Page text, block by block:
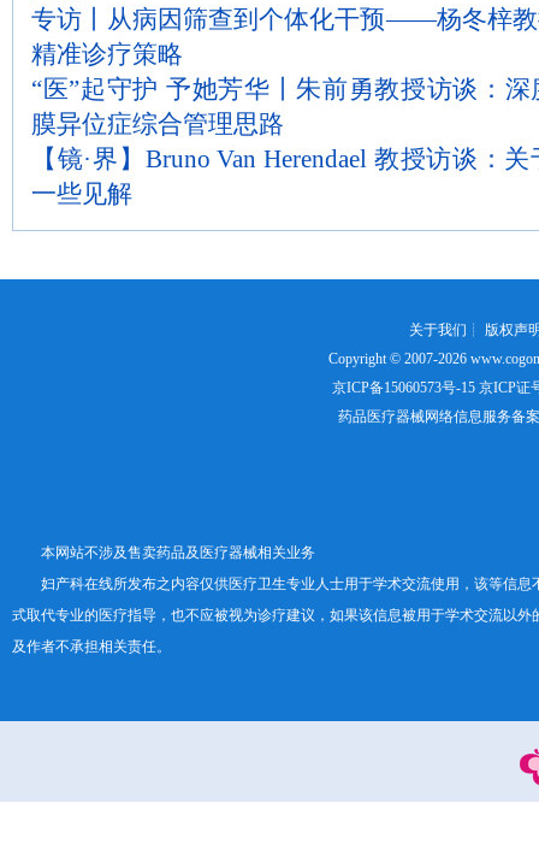
专访丨从病因筛查到个体化干预——杨冬梓
精准诊疗策略
“医”起守护 予她芳华丨朱前勇教授访谈：
膜异位症综合管理思路
【镜·界】Bruno Van Herendael 教授访谈：
一些见解
关于我们 ┊ 版权声
Copyright © 2007-2026
京ICP备15060573号-15京ICP证
药品医疗器械网络信息服务备
本网站不涉及售卖药品及医疗器械相关业务
妇产科在线所发布之内容仅供医疗卫生专业人士用于学术交流使用，该等信息
式取代专业的医疗指导，也不应被视为诊疗建议，如果该信息被用于学术交流以外
及作者不承担相关责任。